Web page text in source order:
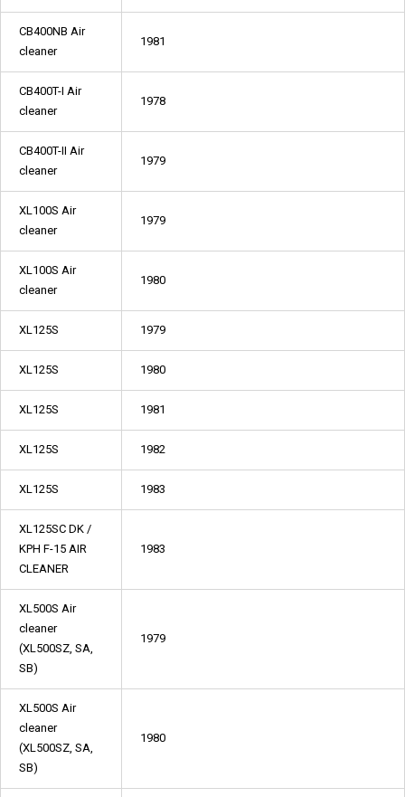
CB400NB Air
cleaner
1981
CB400T-I Air
cleaner
1978
CB400T-II Air
cleaner
1979
XL100S Air
cleaner
1979
XL100S Air
cleaner
1980
XL125S 1979
XL125S 1980
XL125S 1981
XL125S 1982
XL125S 1983
XL125SC DK /
KPH F-15 AIR
CLEANER
1983
XL500S Air
cleaner
(XL500SZ, SA,
SB)
1979
XL500S Air
cleaner
(XL500SZ, SA,
SB)
1980